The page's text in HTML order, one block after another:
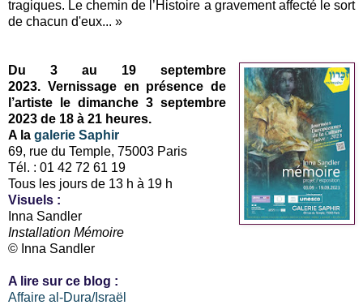
tragiques. Le chemin de l’Histoire a gravement affecté le sort
de chacun d'eux... »
Du 3 au 19 septembre
2023. Vernissage en présence de
l’artiste le dimanche 3 septembre
2023 de 18 à 21 heures.
A la galerie Saphir
69, rue du Temple, 75003 Paris
Tél. : 01 42 72 61 19
Tous les jours de 13 h à 19 h
Visuels :
Inna Sandler
Installation Mémoire
© Inna Sandler
A lire sur ce blog :
Affaire al-Dura/Israël